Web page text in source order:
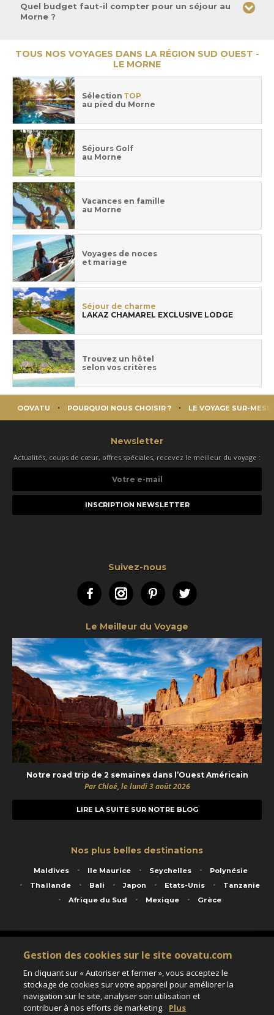
Quel budget faut-il compter pour un séjour au
Morne ?
TOUS NOS VOYAGES DANS LA RÉGION SUD OUEST -
LE MORNE
Sélection TOP
au pied du Morne
Séjours Golf
au Morne
Vacances en famille
au Morne
Voyages de noces
et mariage
Séjour de charme
LAKAZ CHAMAREL EXCLUSIVE LODGE
Trouvez un hôtel
selon vos critères
OOVATU POURQUOI NOUS CHOISIR ? LE VOYAGE SUR-
Newsletter
Actualités, coups de cœur, offres spéciales, recevez le meilleur du voyage :
e-
Suivez-nous
FacebookInstagramPinterestTwitter
Le Meilleur du Voyage
Notre road trip de 2 semaines dans l’Ouest Américain
Par Chloé, le lundi 3 août 2026
LIRE LA SUITE SUR NOTRE BLOG
Nos plus belles destinations
Maldives Ile Maurice Seychelles
Polynésie
Thaïlande
Bali Japon Etats-Unis
Tanzanie
Afrique du Sud
Mexique Grèce
Service animé par Nautil Voyages - 22 rue Georges Picquart 75017 Paris - S.A.S
au capital de 155 696 euros - RCS Paris B 423 671 973 - Code APE 7911Z
Matricule Atout France IM075100020 - Garantie financière Groupama - Agrément IATA
Assurance responsabilité civile et professionnelle HISCOX RCP0081066
Gestion des cookies sur le site oovatu.com
En cliquant sur « Autoriser et fermer », vous acceptez le
stockage de cookies sur votre appareil pour améliorer la
navigation sur le site, analyser son utilisation et
contribuer à nos efforts de marketing. Plus